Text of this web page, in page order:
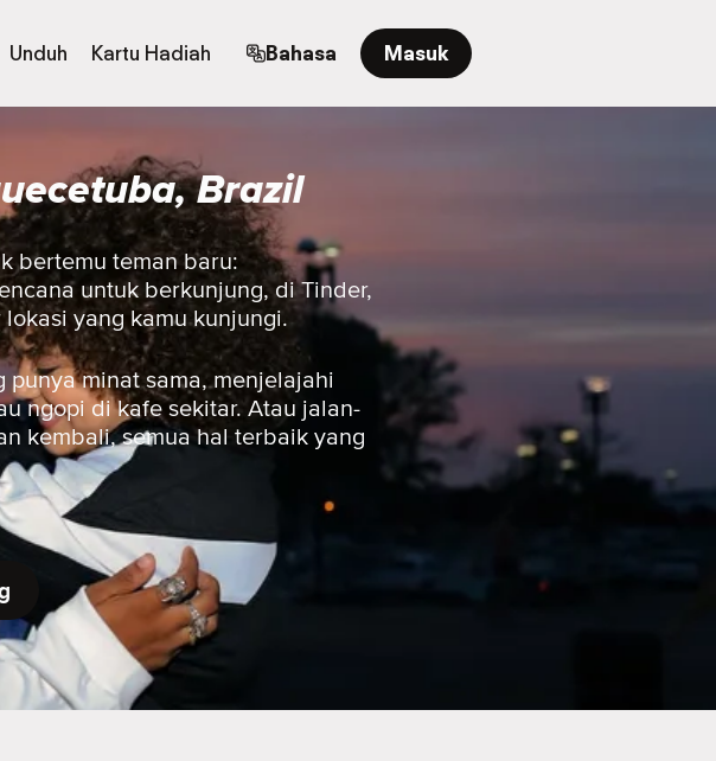
Unduh Kartu Hadiah Bahasa Masuk
Brazil
bertemu teman baru:
untuk berkunjung, di Tinder,
yang kamu kunjungi.
punya minat sama, menjelajahi
ngopi di kafe sekitar. Atau jalan-
kembali, semua hal terbaik yang